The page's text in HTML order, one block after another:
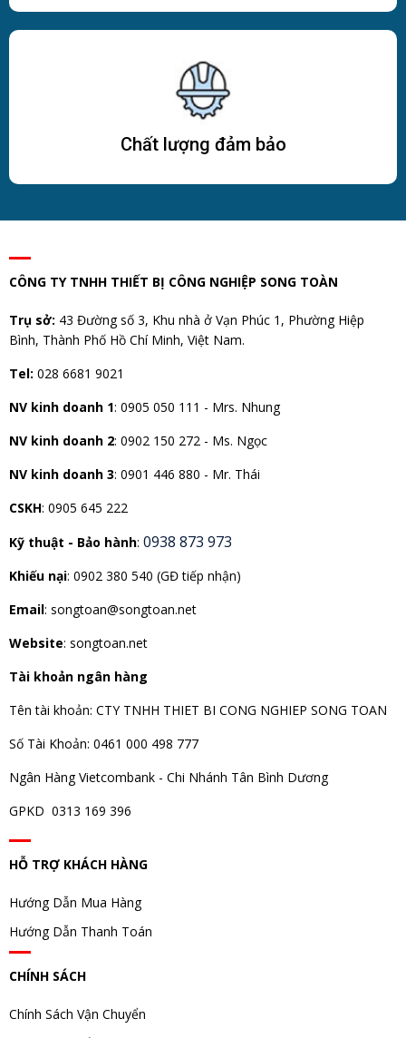
Chất lượng đảm bảo
CÔNG TY TNHH THIẾT BỊ CÔNG NGHIỆP SONG TOÀN
Trụ sở: 43 Đường số 3, Khu nhà ở Vạn Phúc 1, Phường Hiệp
Bình, Thành Phố Hồ Chí Minh, Việt Nam.
Tel: 028 6681 9021
NV kinh doanh 1: 0905 050 111 - Mrs. Nhung
NV kinh doanh 2: 0902 150 272 - Ms. Ngọc
NV kinh doanh 3: 0901 446 880 - Mr. Thái
CSKH: 0905 645 222
Kỹ thuật - Bảo hành: 0938 873 973
Khiếu nại: 0902 380 540 (GĐ tiếp nhận)
Email: songtoan@songtoan.net
Website: songtoan.net
Tài khoản ngân hàng
Tên tài khoản: CTY TNHH THIET BI CONG NGHIEP SONG TOAN
Số Tài Khoản: 0461 000 498 777
Ngân Hàng Vietcombank - Chi Nhánh Tân Bình Dương
GPKD 0313 169 396
HỖ TRỢ KHÁCH HÀNG
Hướng Dẫn Mua Hàng
Hướng Dẫn Thanh Toán
CHÍNH SÁCH
Chính Sách Vận Chuyển